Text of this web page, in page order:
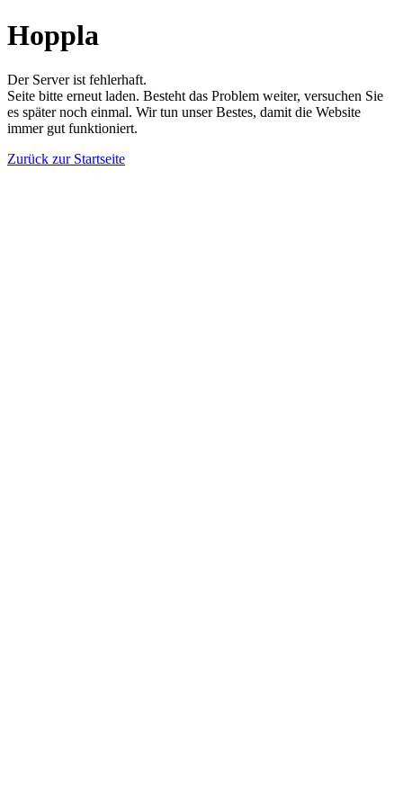
Hoppla
Der Server ist fehlerhaft.
Seite bitte erneut laden. Besteht das Problem weiter, versuchen Sie
es später noch einmal. Wir tun unser Bestes, damit die Website
immer gut funktioniert.
Zurück zur Startseite